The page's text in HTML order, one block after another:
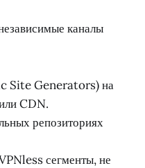
каналы
Site Generators) на
CDN.
репозиториях
сегменты, не